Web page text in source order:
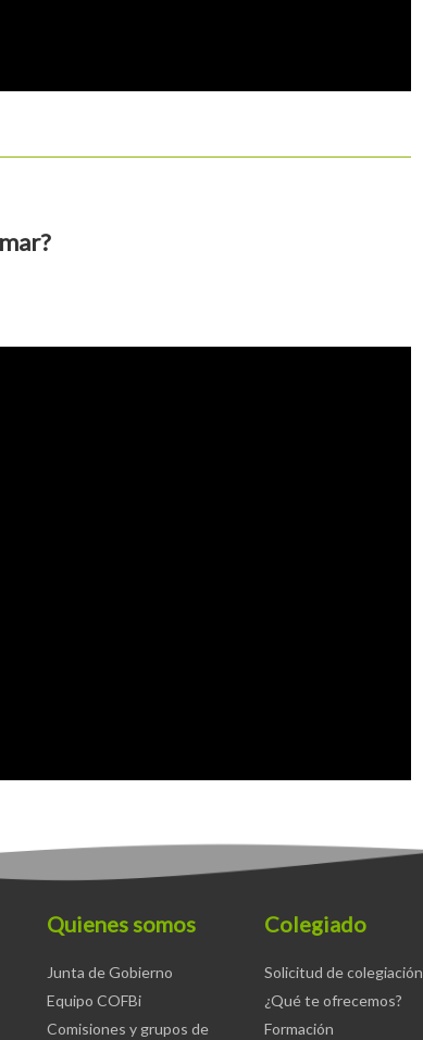
Quienes somos
Junta de Gobierno
Equipo COFBi
Comisiones y grupos de
Colegiado
Solicitud de colegiación
¿Qué te ofrecemos?
Formación